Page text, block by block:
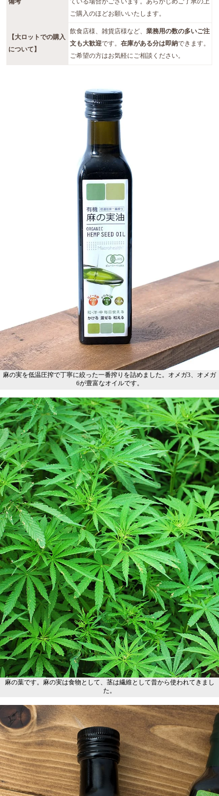
備考
ている場合がございます。あらかじめご了承の上
ご購入のほどお願いいたします。
【大ロットでの購入
について】
飲食店様、雑貨店様など、業務用の数の多いご注
文も大歓迎です。在庫がある分は即納できます。
ご希望の方はお気軽にご相談ください。
麻の実を低温圧搾で丁寧に絞った一番搾りを詰めました。オメガ3、オメガ
6が豊富なオイルです。
麻の葉です。麻の実は食物として、茎は繊維として昔から使われてきまし
た。